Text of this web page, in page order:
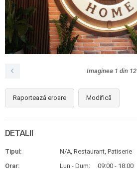
Imaginea 1 din 12
Raportează eroare Modifică
DETALII
Tipul:
N/A, Restaurant, Patiserie
Orar:
Lun - Dum: 09:00 - 18:00